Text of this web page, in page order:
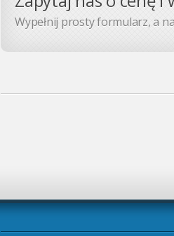
Wypełnij prosty formularz, a